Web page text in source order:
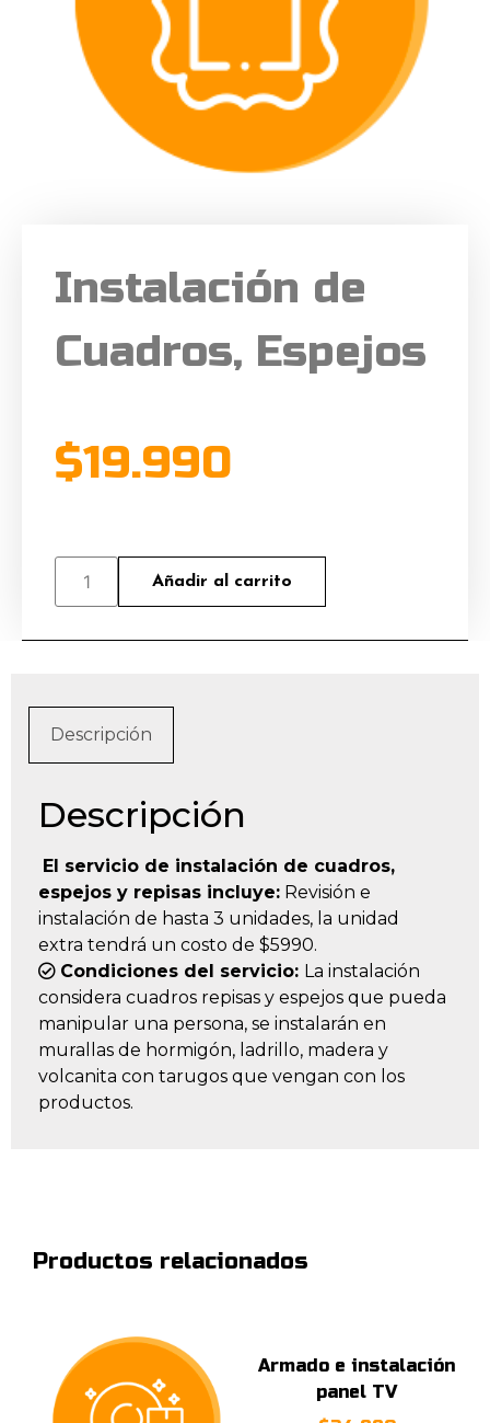
Instalación de
Cuadros, Espejos
$19.990
Añadir al carrito
Descripción
Descripción
El servicio de instalación de cuadros,
espejos y repisas incluye: Revisión e
instalación de hasta 3 unidades, la unidad
extra tendrá un costo de $5990.
Condiciones del servicio: La instalación
considera cuadros repisas y espejos que pueda
manipular una persona, se instalarán en
murallas de hormigón, ladrillo, madera y
volcanita con tarugos que vengan con los
productos.
Productos relacionados
Armado e instalación
panel TV